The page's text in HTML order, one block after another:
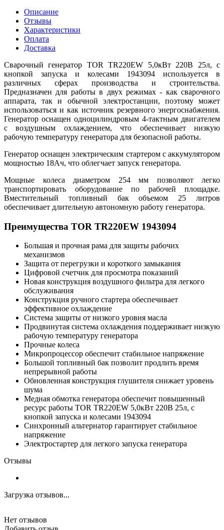
Описание
Отзывы
Характеристики
Оплата
Доставка
Сварочный генератор TOR TR220EW 5,0кВт 220В 25л, с
кнопкой запуска и колесами 1943094 используется в
различных сферах производства и строительства.
Предназначен для работы в двух режимах - как сварочного
аппарата, так и обычной электростанции, поэтому может
использоваться и как источник резервного энергоснабжения.
Генератор оснащен одноцилиндровым 4-тактным двигателем
с воздушным охлаждением, что обеспечивает низкую
рабочую температуру генератора для безопасной работы.
Генератор оснащен электрическим стартером с аккумулятором
мощностью 18Ач, что облегчает запуск генератора.
Мощные колеса диаметром 254 мм позволяют легко
транспортировать оборудование по рабочей площадке.
Вместительный топливный бак объемом 25 литров
обеспечивает длительную автономную работу генератора.
Преимущества TOR TR220EW 1943094
Большая и прочная рама для защиты рабочих
механизмов
Защита от перегрузки и короткого замыкания
Цифровой счетчик для просмотра показаний
Новая конструкция воздушного фильтра для легкого
обслуживания
Конструкция ручного стартера обеспечивает
эффективное охлаждение
Система защиты от низкого уровня масла
Продвинутая система охлаждения поддерживает низкую
рабочую температуру генератора
Прочные колеса
Микропроцессор обеспечит стабильное напряжение
Большой топливный бак позволит продлить время
непрерывной работы
Обновленная конструкция глушителя снижает уровень
шума
Медная обмотка генератора обеспечит повышенный
ресурс работы TOR TR220EW 5,0кВт 220В 25л, с
кнопкой запуска и колесами 1943094
Синхронный альтернатор гарантирует стабильное
напряжение
Электростартер для легкого запуска генератора
Отзывы
Загрузка отзывов...
Нет отзывов